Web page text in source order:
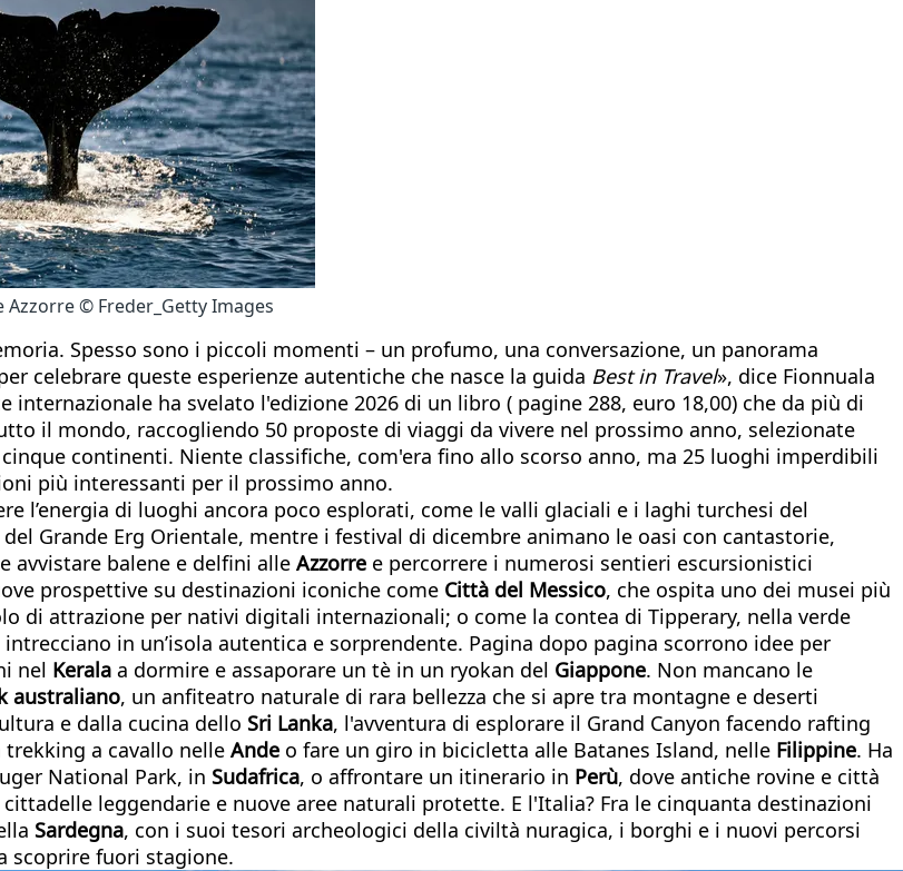
Azzorre © Freder_Getty Images
Spesso sono i piccoli momenti – un profumo, una conversazione, un panorama
celebrare queste esperienze autentiche che nasce la guida Best in Travel», dice Fionnuala
internazionale ha svelato l'edizione 2026 di un libro ( pagine 288, euro 18,00) che da più di
il mondo, raccogliendo 50 proposte di viaggi da vivere nel prossimo anno, selezionate
continenti. Niente classifiche, com'era fino allo scorso anno, ma 25 luoghi imperdibili
più interessanti per il prossimo anno.
l’energia di luoghi ancora poco esplorati, come le valli glaciali e i laghi turchesi del
Grande Erg Orientale, mentre i festival di dicembre animano le oasi con cantastorie,
avvistare balene e delfini alle Azzorre e percorrere i numerosi sentieri escursionistici
prospettive su destinazioni iconiche come Città del Messico, che ospita uno dei musei più
di attrazione per nativi digitali internazionali; o come la contea di Tipperary, nella verde
in un’isola autentica e sorprendente. Pagina dopo pagina scorrono idee per
nel Kerala a dormire e assaporare un tè in un ryokan del Giappone. Non mancano le
australiano, un anfiteatro naturale di rara bellezza che si apre tra montagne e deserti
e dalla cucina dello Sri Lanka, l'avventura di esplorare il Grand Canyon facendo rafting
trekking a cavallo nelle Ande o fare un giro in bicicletta alle Batanes Island, nelle Filippine. Ha
National Park, in Sudafrica, o affrontare un itinerario in Perù, dove antiche rovine e città
leggendarie e nuove aree naturali protette. E l'Italia? Fra le cinquanta destinazioni
Sardegna, con i suoi tesori archeologici della civiltà nuragica, i borghi e i nuovi percorsi
scoprire fuori stagione.